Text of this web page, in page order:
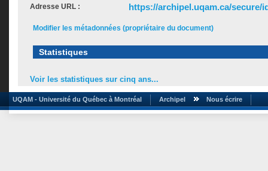
Adresse URL : https://archipel.uqam.ca/secure/
Modifier les métadonnées (propriétaire du document)
Statistiques
Voir les statistiques sur cinq ans...
UQAM - Université du Québec à Montréal Archipel Nous écrire